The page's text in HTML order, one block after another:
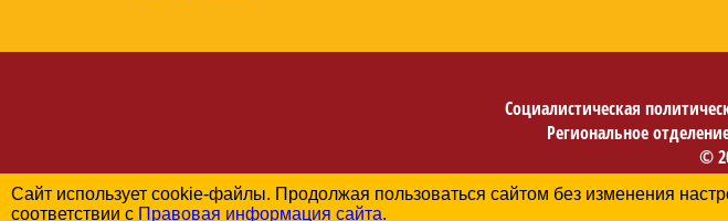
Социалистическая
Региональное
©
Политика в отношении
Сайт использует cookie-файлы. Продолжая пользоваться сайтом без изменения
соответствии с Правовая информация сайта.